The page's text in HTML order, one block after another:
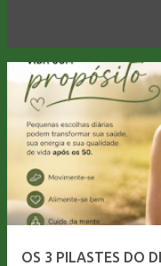
s
g
OS 3 PILASTES DO